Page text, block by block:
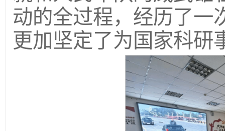
动的全过程，经历了一
更加坚定了为国家科研